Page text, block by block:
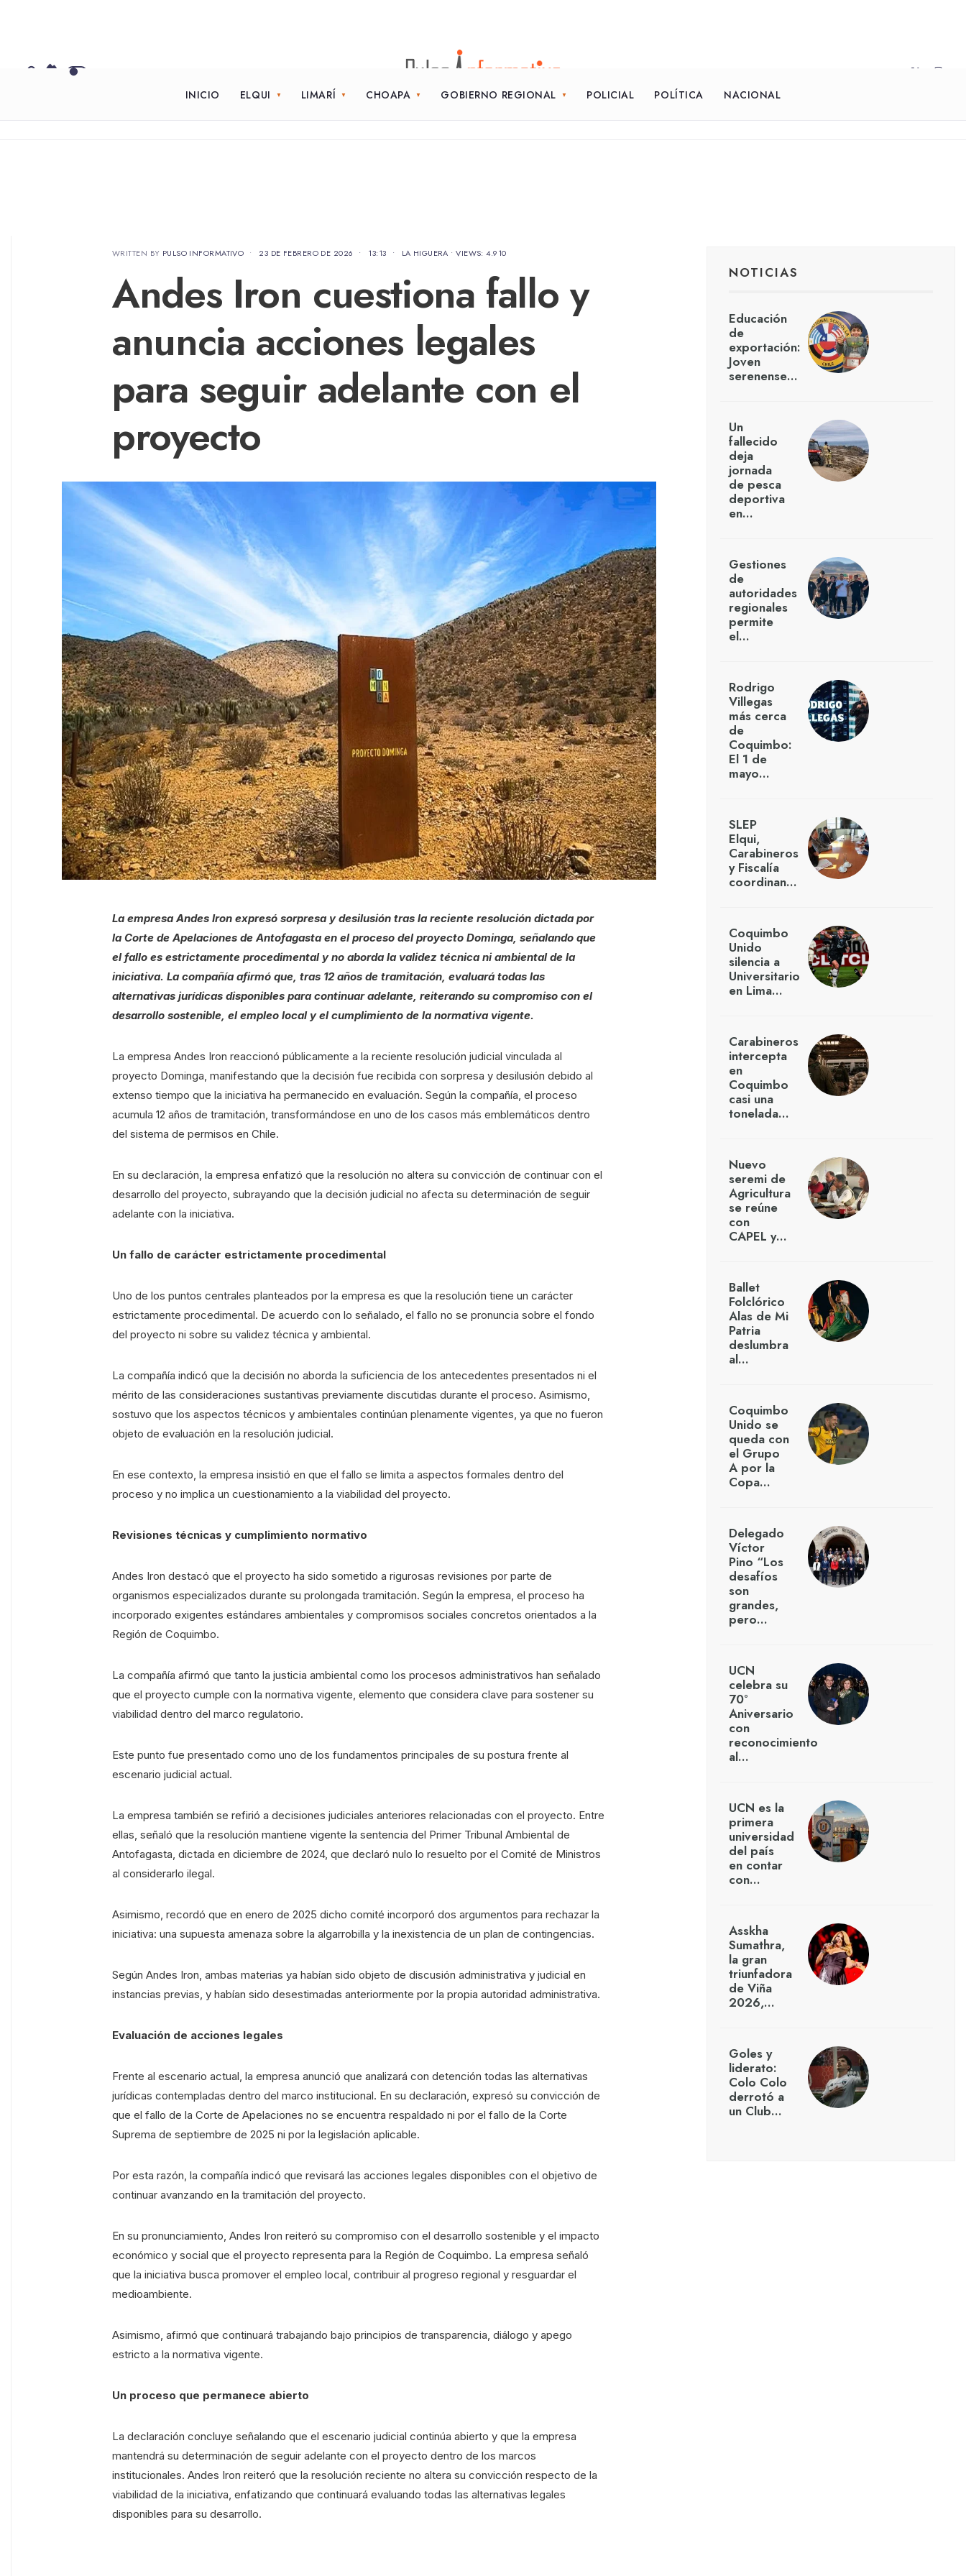
INICIO ELQUI LIMARÍ CHOAPA GOBIERNO REGIONAL POLICIAL POLÍTICA NACIONAL
WRITTEN BY PULSO INFORMATIVO • 23 DE FEBRERO DE 2026 • 13:13 • LA HIGUERA •VIEWS: 4.910
Andes Iron cuestiona fallo y
anuncia acciones legales
para seguir adelante con el
proyecto
La empresa Andes Iron expresó sorpresa y desilusión tras la reciente resolución dictada por
la Corte de Apelaciones de Antofagasta en el proceso del proyecto Dominga, señalando que
el fallo es estrictamente procedimental y no aborda la validez técnica ni ambiental de la
iniciativa. La compañía afirmó que, tras 12 años de tramitación, evaluará todas las
alternativas jurídicas disponibles para continuar adelante, reiterando su compromiso con el
desarrollo sostenible, el empleo local y el cumplimiento de la normativa vigente.
La empresa Andes Iron reaccionó públicamente a la reciente resolución judicial vinculada al
proyecto Dominga, manifestando que la decisión fue recibida con sorpresa y desilusión debido al
extenso tiempo que la iniciativa ha permanecido en evaluación. Según la compañía, el proceso
acumula 12 años de tramitación, transformándose en uno de los casos más emblemáticos dentro
del sistema de permisos en Chile.
En su declaración, la empresa enfatizó que la resolución no altera su convicción de continuar con el
desarrollo del proyecto, subrayando que la decisión judicial no afecta su determinación de seguir
adelante con la iniciativa.
Un fallo de carácter estrictamente procedimental
Uno de los puntos centrales planteados por la empresa es que la resolución tiene un carácter
estrictamente procedimental. De acuerdo con lo señalado, el fallo no se pronuncia sobre el fondo
del proyecto ni sobre su validez técnica y ambiental.
La compañía indicó que la decisión no aborda la suficiencia de los antecedentes presentados ni el
mérito de las consideraciones sustantivas previamente discutidas durante el proceso. Asimismo,
sostuvo que los aspectos técnicos y ambientales continúan plenamente vigentes, ya que no fueron
objeto de evaluación en la resolución judicial.
En ese contexto, la empresa insistió en que el fallo se limita a aspectos formales dentro del
proceso y no implica un cuestionamiento a la viabilidad del proyecto.
Revisiones técnicas y cumplimiento normativo
Andes Iron destacó que el proyecto ha sido sometido a rigurosas revisiones por parte de
organismos especializados durante su prolongada tramitación. Según la empresa, el proceso ha
incorporado exigentes estándares ambientales y compromisos sociales concretos orientados a la
Región de Coquimbo.
La compañía afirmó que tanto la justicia ambiental como los procesos administrativos han señalado
que el proyecto cumple con la normativa vigente, elemento que considera clave para sostener su
viabilidad dentro del marco regulatorio.
Este punto fue presentado como uno de los fundamentos principales de su postura frente al
escenario judicial actual.
La empresa también se refirió a decisiones judiciales anteriores relacionadas con el proyecto. Entre
ellas, señaló que la resolución mantiene vigente la sentencia del Primer Tribunal Ambiental de
Antofagasta, dictada en diciembre de 2024, que declaró nulo lo resuelto por el Comité de Ministros
al considerarlo ilegal.
Asimismo, recordó que en enero de 2025 dicho comité incorporó dos argumentos para rechazar la
iniciativa: una supuesta amenaza sobre la algarrobilla y la inexistencia de un plan de contingencias.
Según Andes Iron, ambas materias ya habían sido objeto de discusión administrativa y judicial en
instancias previas, y habían sido desestimadas anteriormente por la propia autoridad administrativa.
Evaluación de acciones legales
Frente al escenario actual, la empresa anunció que analizará con detención todas las alternativas
jurídicas contempladas dentro del marco institucional. En su declaración, expresó su convicción de
que el fallo de la Corte de Apelaciones no se encuentra respaldado ni por el fallo de la Corte
Suprema de septiembre de 2025 ni por la legislación aplicable.
Por esta razón, la compañía indicó que revisará las acciones legales disponibles con el objetivo de
continuar avanzando en la tramitación del proyecto.
En su pronunciamiento, Andes Iron reiteró su compromiso con el desarrollo sostenible y el impacto
económico y social que el proyecto representa para la Región de Coquimbo. La empresa señaló
que la iniciativa busca promover el empleo local, contribuir al progreso regional y resguardar el
medioambiente.
Asimismo, afirmó que continuará trabajando bajo principios de transparencia, diálogo y apego
estricto a la normativa vigente.
Un proceso que permanece abierto
La declaración concluye señalando que el escenario judicial continúa abierto y que la empresa
mantendrá su determinación de seguir adelante con el proyecto dentro de los marcos
institucionales. Andes Iron reiteró que la resolución reciente no altera su convicción respecto de la
viabilidad de la iniciativa, enfatizando que continuará evaluando todas las alternativas legales
disponibles para su desarrollo.
NOTICIAS
Educación
de
exportación:
Joven
serenense…
Un
fallecido
deja
jornada
de pesca
deportiva
en…
Gestiones
de
autoridades
regionales
permite
el…
Rodrigo
Villegas
más cerca
de
Coquimbo:
El 1 de
mayo…
SLEP
Elqui,
Carabineros
y Fiscalía
coordinan…
Coquimbo
Unido
silencia a
Universitario
en Lima…
Carabineros
intercepta
en
Coquimbo
casi una
tonelada…
Nuevo
seremi de
Agricultura
se reúne
con
CAPEL y…
Ballet
Folclórico
Alas de Mi
Patria
deslumbra
al…
Coquimbo
Unido se
queda con
el Grupo
A por la
Copa…
Delegado
Víctor
Pino “Los
desafíos
son
grandes,
pero…
UCN
celebra su
70°
Aniversario
con
reconocimiento
al…
UCN es la
primera
universidad
del país
en contar
con…
Asskha
Sumathra,
la gran
triunfadora
de Viña
2026,…
Goles y
liderato:
Colo Colo
derrotó a
un Club…